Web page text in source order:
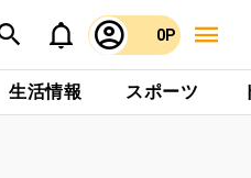
0P
生活情報 スポーツ